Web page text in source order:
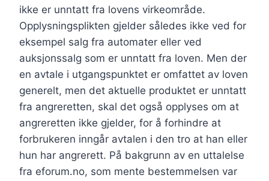
ikke er unntatt fra lovens virkeområde.
Opplysningsplikten gjelder således ikke ved for
eksempel salg fra automater eller ved
auksjonssalg som er unntatt fra loven. Men der
en avtale i utgangspunktet er omfattet av loven
generelt, men det aktuelle produktet er unntatt
fra angreretten, skal det også opplyses om at
angreretten ikke gjelder, for å forhindre at
forbrukeren inngår avtalen i den tro at han eller
hun har angrerett. På bakgrunn av en uttalelse
fra eforum.no, som mente bestemmelsen var